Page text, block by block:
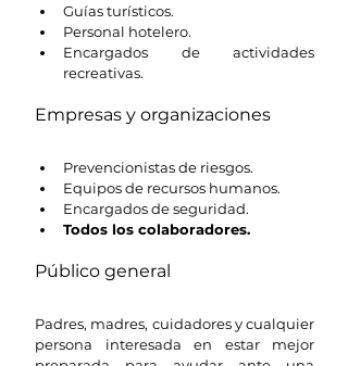
Guías turísticos.
Personal hotelero.
Encargados de actividades
recreativas.
Empresas y organizaciones
Prevencionistas de riesgos.
Equipos de recursos humanos.
Encargados de seguridad.
Todos los colaboradores.
Público general
Padres, madres, cuidadores y cualquier
persona interesada en estar mejor